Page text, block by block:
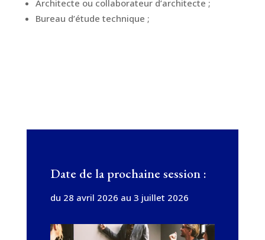
Architecte ou collaborateur d’architecte ;
Bureau d’étude technique ;
Date de la prochaine session :
du 28 avril 2026 au 3 juillet 2026